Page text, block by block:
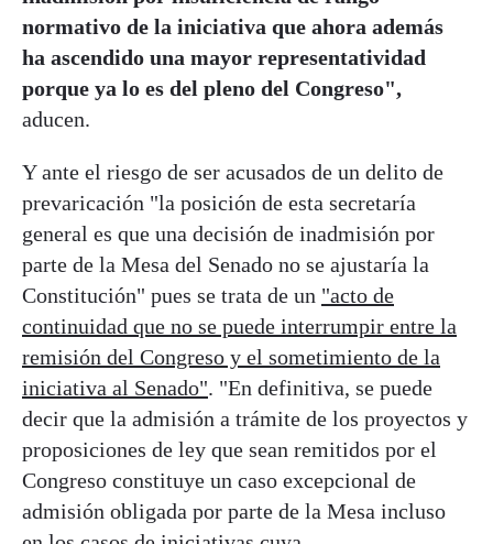
normativo de la iniciativa que ahora además
ha ascendido una mayor representatividad
porque ya lo es del pleno del Congreso",
aducen.
Y ante el riesgo de ser acusados de un delito de
prevaricación "la posición de esta secretaría
general es que una decisión de inadmisión por
parte de la Mesa del Senado no se ajustaría la
Constitución" pues se trata de un "acto de
continuidad que no se puede interrumpir entre la
remisión del Congreso y el sometimiento de la
iniciativa al Senado". "En definitiva, se puede
decir que la admisión a trámite de los proyectos y
proposiciones de ley que sean remitidos por el
Congreso constituye un caso excepcional de
admisión obligada por parte de la Mesa incluso